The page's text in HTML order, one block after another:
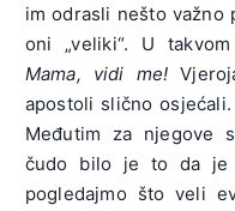
im odrasli nešto važno
oni „veliki“. U
Mama, vidi me!
apostoli slično
Međutim za njegove
čudo bilo je to da je
pogledajmo što veli